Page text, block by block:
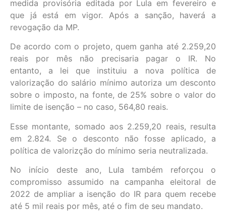
medida provisória editada por Lula em fevereiro e
que já está em vigor. Após a sanção, haverá a
revogação da MP.
De acordo com o projeto, quem ganha até 2.259,20
reais por mês não precisaria pagar o IR. No
entanto, a lei que instituiu a nova política de
valorização do salário mínimo autoriza um desconto
sobre o imposto, na fonte, de 25% sobre o valor do
limite de isenção – no caso, 564,80 reais.
Esse montante, somado aos 2.259,20 reais, resulta
em 2.824. Se o desconto não fosse aplicado, a
política de valorizção do mínimo seria neutralizada.
No início deste ano, Lula também reforçou o
compromisso assumido na campanha eleitoral de
2022 de ampliar a isenção do IR para quem recebe
até 5 mil reais por mês, até o fim de seu mandato.